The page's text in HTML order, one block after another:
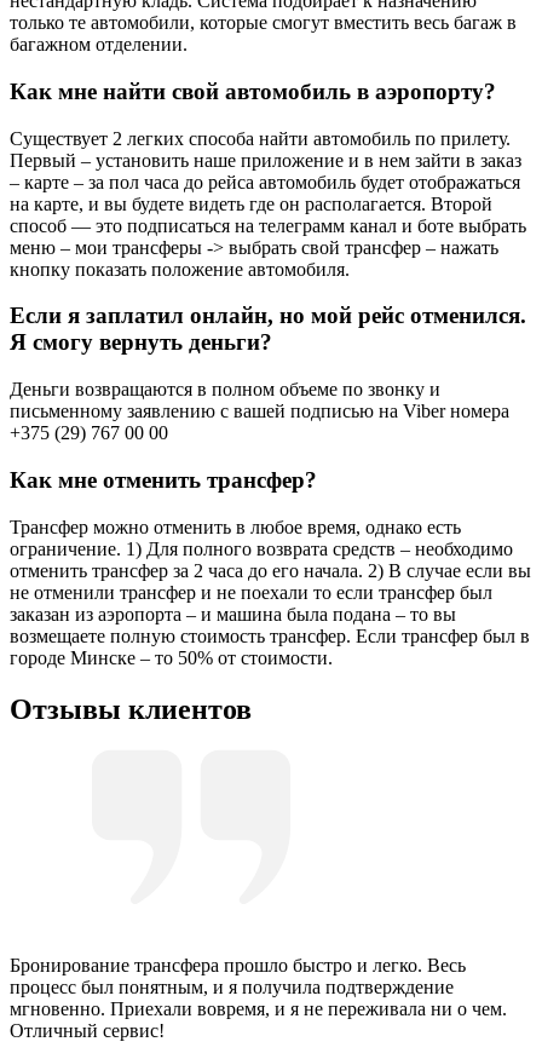
только те автомобили, которые смогут вместить весь багаж в
багажном отделении.
Как мне найти свой автомобиль в аэропорту?
Существует 2 легких способа найти автомобиль по прилету.
Первый – установить наше приложение и в нем зайти в заказ
– карте – за пол часа до рейса автомобиль будет отображаться
на карте, и вы будете видеть где он располагается. Второй
способ — это подписаться на телеграмм канал и боте выбрать
меню – мои трансферы -> выбрать свой трансфер – нажать
кнопку показать положение автомобиля.
Если я заплатил онлайн, но мой рейс отменился.
Я смогу вернуть деньги?
Деньги возвращаются в полном объеме по звонку и
письменному заявлению с вашей подписью на Viber номера
+375 (29) 767 00 00
Как мне отменить трансфер?
Трансфер можно отменить в любое время, однако есть
ограничение. 1) Для полного возврата средств – необходимо
отменить трансфер за 2 часа до его начала. 2) В случае если вы
не отменили трансфер и не поехали то если трансфер был
заказан из аэропорта – и машина была подана – то вы
возмещаете полную стоимость трансфер. Если трансфер был в
городе Минске – то 50% от стоимости.
Отзывы клиентов
Бронирование трансфера прошло быстро и легко. Весь
процесс был понятным, и я получила подтверждение
мгновенно. Приехали вовремя, и я не переживала ни о чем.
Отличный сервис!